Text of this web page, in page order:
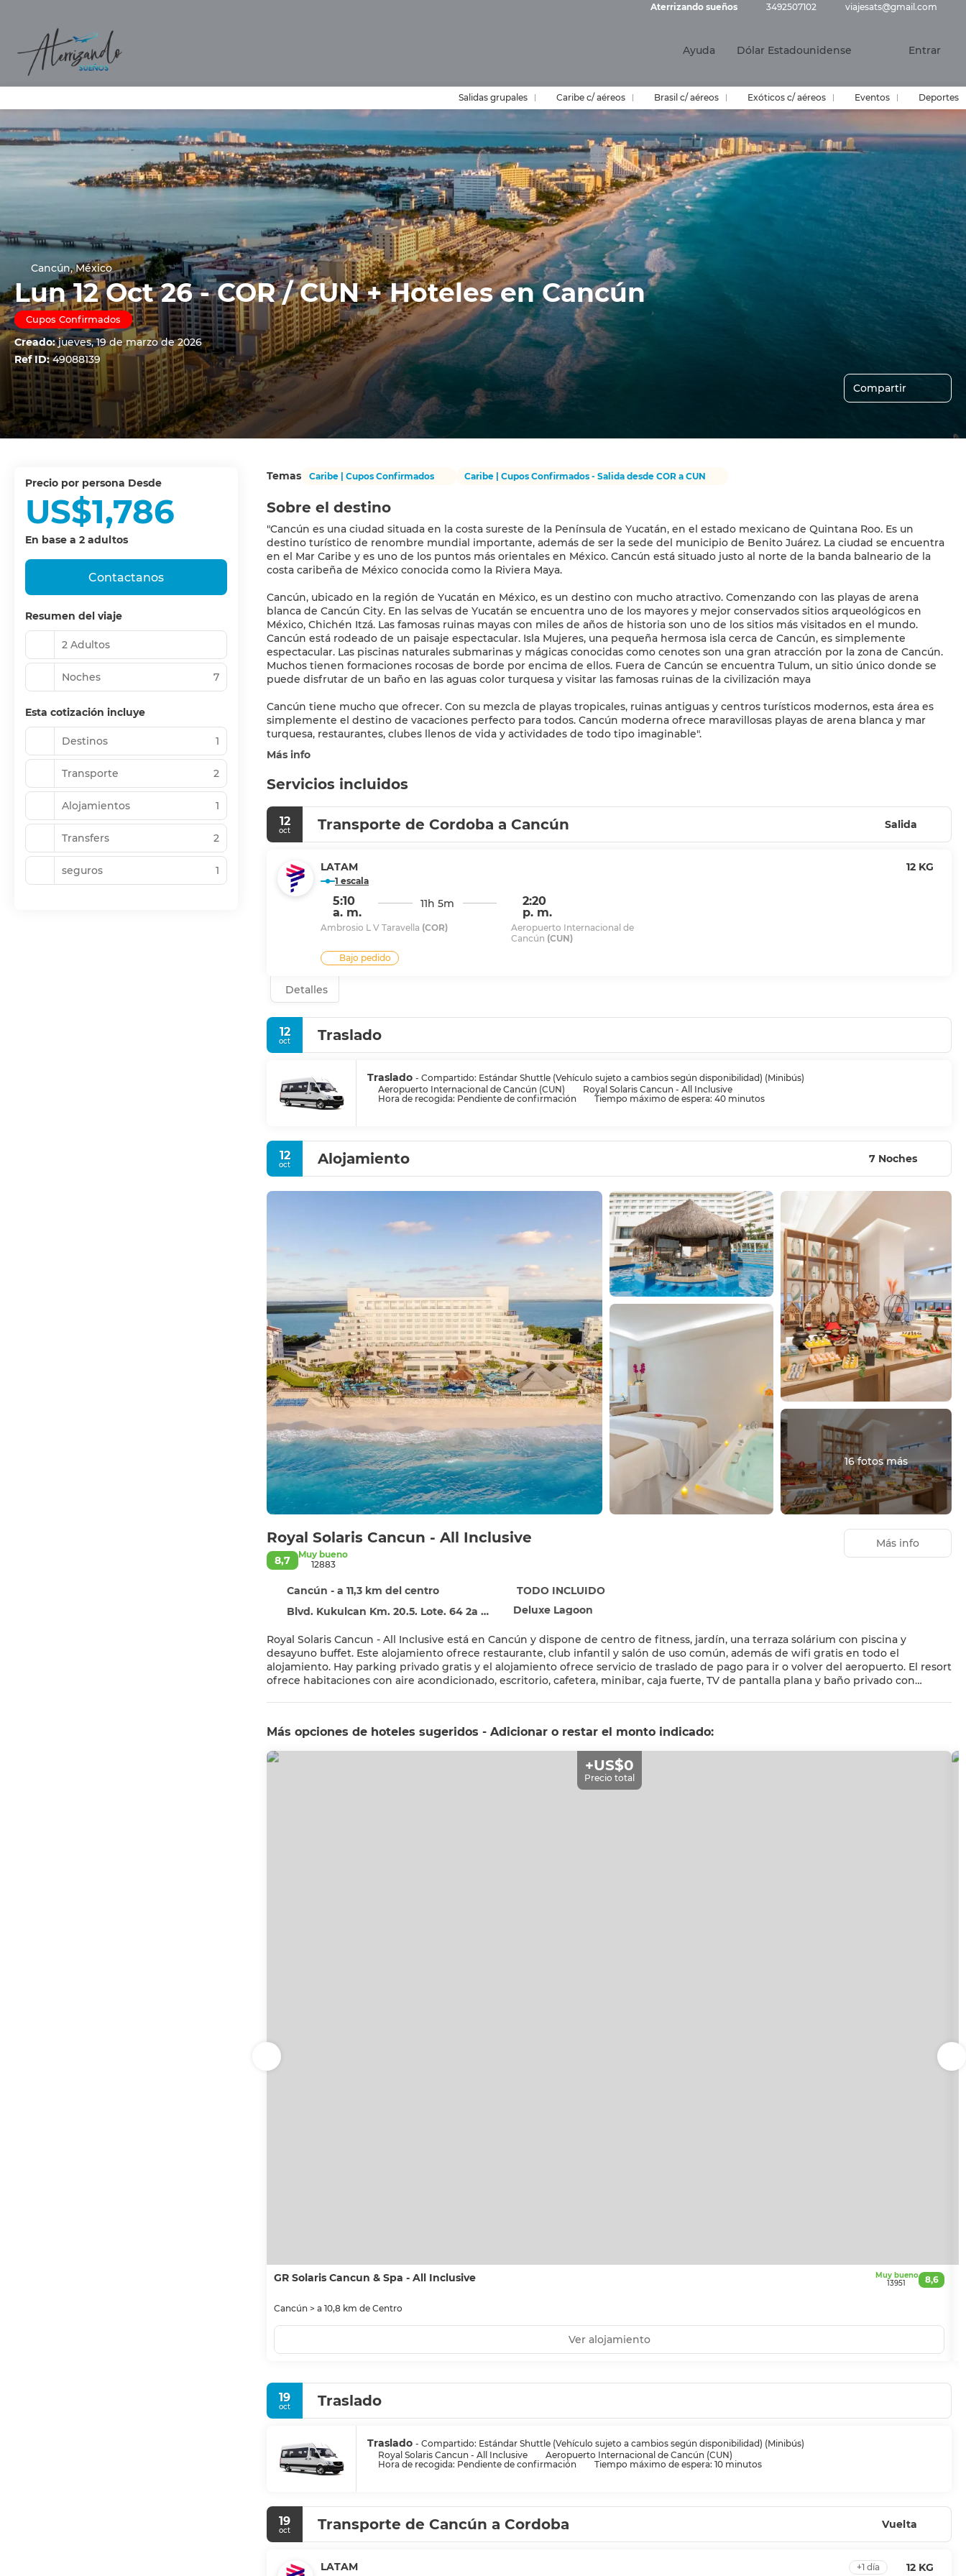
Aterrizando sueños 3492507102 viajesats@gmail.com
Ayuda Dólar Estadounidense Entrar
Salidas grupales Caribe c/ aéreos Brasil c/ aéreos Exóticos c/ aéreos Eventos Deportes
Cancún, México
Lun 12 Oct 26 - COR / CUN + Hoteles en Cancún
Cupos Confirmados
Creado:jueves, 19 de marzo de 2026
Ref ID:49088139
Compartir
Temas Caribe | Cupos Confirmados Caribe | Cupos Confirmados - Salida desde COR a CUN
Sobre el destino
"Cancún es una ciudad situada en la costa sureste de la Península de Yucatán, en el estado mexicano de Quintana Roo. Es un
destino turístico de renombre mundial importante, además de ser la sede del municipio de Benito Juárez. La ciudad se encuentra
en el Mar Caribe y es uno de los puntos más orientales en México. Cancún está situado justo al norte de la banda balneario de la
costa caribeña de México conocida como la Riviera Maya.
Cancún, ubicado en la región de Yucatán en México, es un destino con mucho atractivo. Comenzando con las playas de arena
blanca de Cancún City. En las selvas de Yucatán se encuentra uno de los mayores y mejor conservados sitios arqueológicos en
México, Chichén Itzá. Las famosas ruinas mayas con miles de años de historia son uno de los sitios más visitados en el mundo.
Cancún está rodeado de un paisaje espectacular. Isla Mujeres, una pequeña hermosa isla cerca de Cancún, es simplemente
espectacular. Las piscinas naturales submarinas y mágicas conocidas como cenotes son una gran atracción por la zona de Cancún.
Muchos tienen formaciones rocosas de borde por encima de ellos. Fuera de Cancún se encuentra Tulum, un sitio único donde se
puede disfrutar de un baño en las aguas color turquesa y visitar las famosas ruinas de la civilización maya
Cancún tiene mucho que ofrecer. Con su mezcla de playas tropicales, ruinas antiguas y centros turísticos modernos, esta área es
simplemente el destino de vacaciones perfecto para todos. Cancún moderna ofrece maravillosas playas de arena blanca y mar
Más info
Servicios incluidos
12
oct Transporte de Cordoba a Cancún Salida
LATAM
1 escala
5:10
a. m.
Ambrosio L V Taravella (COR)
11h 5m
2:20
p. m.
Aeropuerto Internacional de
Cancún (CUN)
Bajo pedido
12 KG
Detalles
12
oct Traslado
Traslado - Compartido: Estándar Shuttle (Vehículo sujeto a cambios según disponibilidad) (Minibús)
Aeropuerto Internacional de Cancún (CUN)
Royal Solaris Cancun - All Inclusive
Hora de recogida: Pendiente de confirmación
Tiempo máximo de espera: 40 minutos
12
oct Alojamiento 7 Noches
16 fotos más
Royal Solaris Cancun - All Inclusive
8,7
Muy bueno
12883
Cancún - a 11,3 km del centro
TODO INCLUIDO
Blvd. Kukulcan Km. 20.5. Lote. 64 2a etapa. Sección A, Zona Hotelera, Cancún 77500
Deluxe Lagoon
Royal Solaris Cancun - All Inclusive está en Cancún y dispone de centro de fitness, jardín, una terraza solárium con piscina y
desayuno buffet. Este alojamiento ofrece restaurante, club infantil y salón de uso común, además de wifi gratis en todo el
alojamiento. Hay parking privado gratis y el alojamiento ofrece servicio de traslado de pago para ir o volver del aeropuerto. El resort
ofrece habitaciones con aire acondicionado, escritorio, cafetera, minibar, caja fuerte, TV de pantalla plana y baño privado con
Más info
Más opciones de hoteles sugeridos - Adicionar o restar el monto indicado:
+US$0
Precio total
GR Solaris Cancun & Spa - All Inclusive 8,6
Muy bueno
13951
Cancún > a 10,8 km de Centro
Ver alojamiento
19
oct Traslado
Traslado - Compartido: Estándar Shuttle (Vehículo sujeto a cambios según disponibilidad) (Minibús)
Royal Solaris Cancun - All Inclusive
Aeropuerto Internacional de Cancún (CUN)
Hora de recogida: Pendiente de confirmación
Tiempo máximo de espera: 10 minutos
19
oct Transporte de Cancún a Cordoba Vuelta
LATAM +1 día 12 KG
precio por persona Desde
US$1,786
En base a 2 adultos
Contactanos
Resumen del viaje
2 Adultos
Noches 7
Esta cotización incluye
Destinos 1
Transporte 2
Alojamientos 1
Transfers 2
seguros 1